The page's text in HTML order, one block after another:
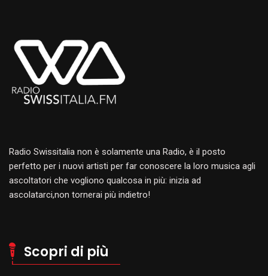
Radio Swissitalia non è solamente una Radio, è il posto
perfetto per i nuovi artisti per far conoscere la loro musica agli
ascoltatori che vogliono qualcosa in più: inizia ad
ascolatarci,non tornerai più indietro!
Scopri di più